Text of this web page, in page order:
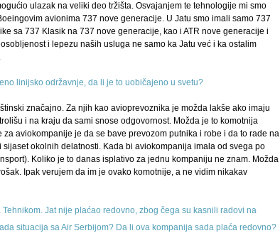
ulazak na veliki deo tržišta. Osvajanjem te tehnologije mi smo
avionima 737 nove generacije. U Jatu smo imali samo 737
sa 737 Klasik na 737 nove generacije, kao i ATR nove generacije i
i lepezu naših usluga ne samo ka Jatu već i ka ostalim
linijsko održavnje, da li je to uobičajeno u svetu?
značajno. Za njih kao avioprevoznika je možda lakše ako imaju
i na kraju da sami snose odgovornost. Možda je to komotnija
aviokompanije je da se bave prevozom putnika i robe i da to rade na
okolnih delatnosti. Kada bi aviokompanija imala od svega po
Koliko je to danas isplativo za jednu kompaniju ne znam. Možda
Ipak verujem da im je ovako komotnije, a ne vidim nikakav
Jat nije plaćao redovno, zbog čega su kasnili radovi na
situacija sa Air Serbijom? Da li ova kompanija sada plaća redovno?